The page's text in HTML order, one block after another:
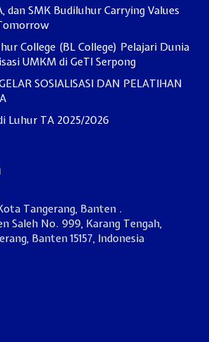
dan SMK Budiluhur Carrying Values
College (BL College) Pelajari Dunia
UMKM di GeTI Serpong
SOSIALISASI DAN PELATIHAN
Luhur TA 2025/2026
Tangerang, Banten .
Saleh No. 999, Karang Tengah,
Banten 15157, Indonesia